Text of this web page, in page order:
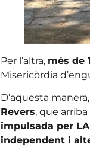
Per l’altra, més de
Misericòrdia
D’aquesta
Revers, que arriba
impulsada per
independent i